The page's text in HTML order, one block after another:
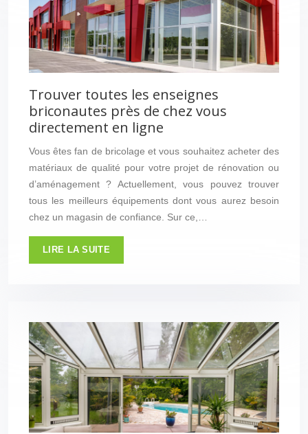
Trouver toutes les enseignes
briconautes près de chez vous
directement en ligne
Vous êtes fan de bricolage et vous souhaitez acheter des
matériaux de qualité pour votre projet de rénovation ou
d’aménagement ? Actuellement, vous pouvez trouver
tous les meilleurs équipements dont vous aurez besoin
chez un magasin de confiance. Sur ce,…
LIRE LA SUITE